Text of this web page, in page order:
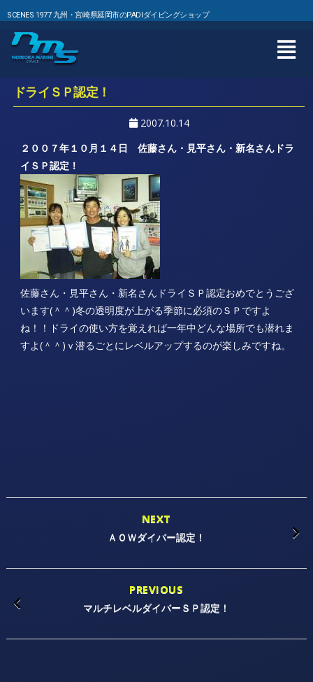
SCENES 1977 九州・宮崎県延岡市のPADIダイビングショップ
ドライＳＰ認定！
2007.10.14
２００７年１０月１４日 佐藤さん・見平さん・新名さんドラ
イＳＰ認定！
佐藤さん・見平さん・新名さんドライＳＰ認定おめでとうござ
います(＾＾)冬の透明度が上がる季節に必須のＳＰですよ
ね！！ドライの使い方を覚えれば一年中どんな場所でも潜れま
すよ(＾＾)ｖ潜るごとにレベルアップするのが楽しみですね。
NEXT
ＡＯＷダイバー認定！
PREVIOUS
マルチレベルダイバーＳＰ認定！